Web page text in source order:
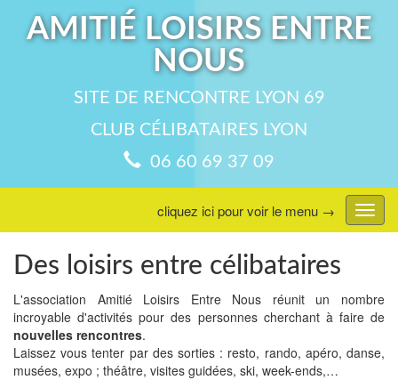
AMITIÉ LOISIRS ENTRE
NOUS
SITE DE RENCONTRE LYON 69
CLUB CÉLIBATAIRES LYON
06 60 69 37 09
menu
cliquez ici pour voir le menu →
Des loisirs entre célibataires
L'association Amitié Loisirs Entre Nous réunit un nombre
incroyable d'activités pour des personnes cherchant à faire de
nouvelles rencontres.
Laissez vous tenter par des sorties : resto, rando, apéro, danse,
musées, expo ; théâtre, visites guidées, ski, week-ends,…